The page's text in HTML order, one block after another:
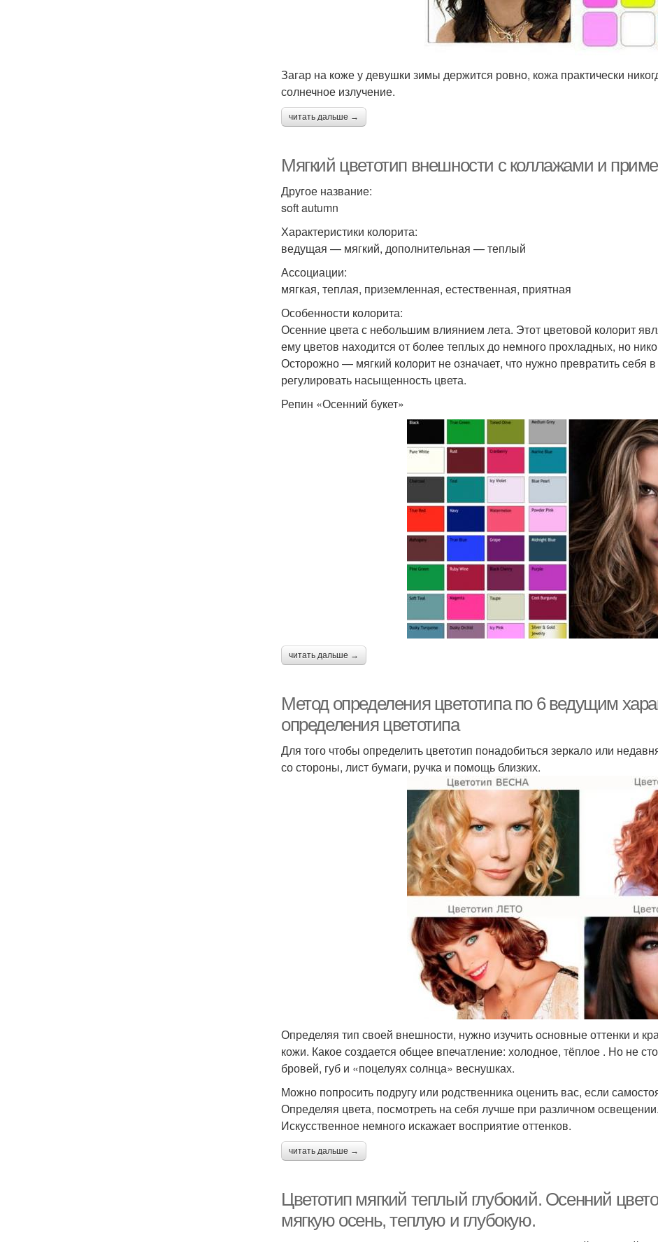
Загар на коже у девушки зимы держится ровно, кожа практически
солнечное излучение.
читать дальше →
Мягкий цветотип внешности с коллажами и
Другое название:
soft autumn
Характеристики колорита:
ведущая — мягкий, дополнительная — теплый
Ассоциации:
мягкая, теплая, приземленная, естественная, приятная
Особенности колорита:
Осенние цвета с небольшим влиянием лета. Этот цветовой колорит
ему цветов находится от более теплых до немного прохладных, но
Осторожно — мягкий колорит не означает, что нужно превратить себя
регулировать насыщенность цвета.
Репин «Осенний букет»
читать дальше →
Метод определения цветотипа по 6 ведущим
определения цветотипа
Для того чтобы определить цветотип понадобиться зеркало или
со стороны, лист бумаги, ручка и помощь близких.
Определяя тип своей внешности, нужно изучить основные оттенки и
кожи. Какое создается общее впечатление: холодное, тёплое . Но не
бровей, губ и «поцелуях солнца» веснушках.
Можно попросить подругу или родственника оценить вас, если
Определяя цвета, посмотреть на себя лучше при различном
Искусственное немного искажает восприятие оттенков.
читать дальше →
Цветотип мягкий теплый глубокий. Осенний
мягкую осень, теплую и глубокую.